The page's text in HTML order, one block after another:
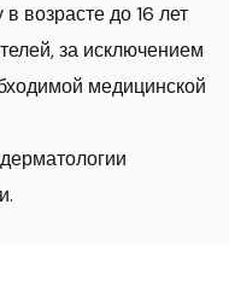
возрасте до 16 лет
за исключением
медицинской